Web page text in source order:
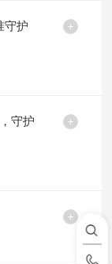
守护
守护